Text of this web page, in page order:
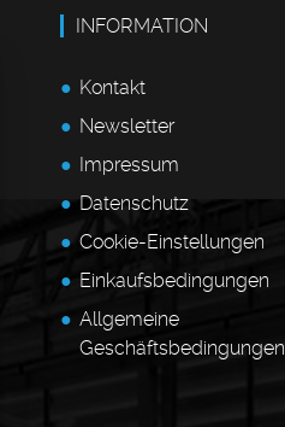
INFORMATION
Kontakt
Newsletter
Impressum
Datenschutz
Cookie-Einstellungen
Einkaufsbedingungen
Allgemeine
Geschäftsbedingungen